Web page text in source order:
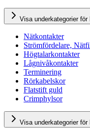
Visa underkategorier för
Nätkontakter
Strömfördelare,
Högtalarkontakter
Lågnivåkontakter
Terminering
Rörkabelskor
Flatstift guld
Crimphylsor
Visa underkategorier för